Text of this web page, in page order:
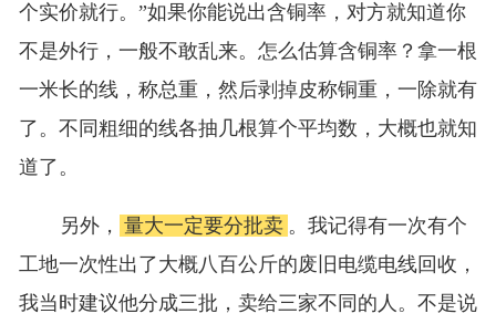
个实价就行。”如果你能说出含铜率，对方就知道你
不是外行，一般不敢乱来。怎么估算含铜率？拿一根
一米长的线，称总重，然后剥掉皮称铜重，一除就有
了。不同粗细的线各抽几根算个平均数，大概也就知
道了。
另外， 量大一定要分批卖 。我记得有一次有个
工地一次性出了大概八百公斤的废旧电缆电线回收，
我当时建议他分成三批，卖给三家不同的人。不是说